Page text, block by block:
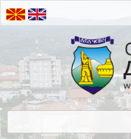
Прескокнете на содржината
Општина Делчево
Општина Делчево